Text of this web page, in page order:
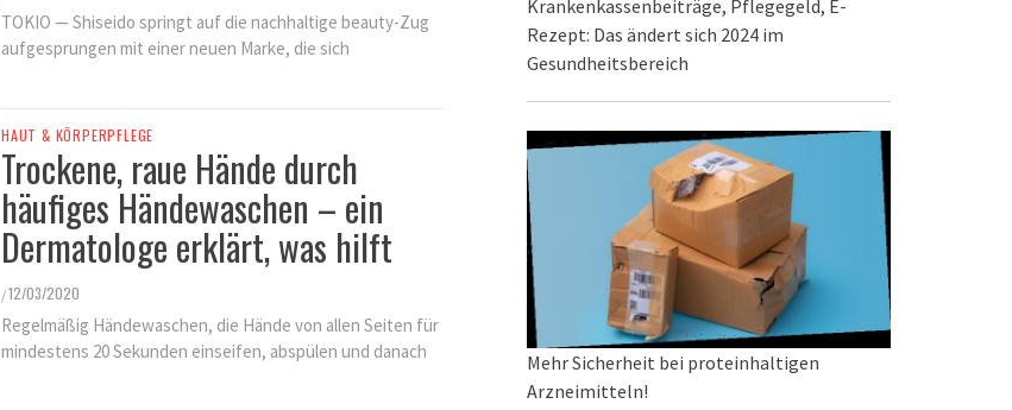
TOKIO — Shiseido springt auf die nachhaltige beauty-Zug
aufgesprungen mit einer neuen Marke, die sich
HAUT & KÖRPERPFLEGE
Trockene, raue Hände durch
häufiges Händewaschen – ein
Dermatologe erklärt, was hilft
/12/03/2020
Regelmäßig Händewaschen, die Hände von allen Seiten für
mindestens 20 Sekunden einseifen, abspülen und danach
Krankenkassenbeiträge, Pflegegeld, E-
Rezept: Das ändert sich 2024 im
Gesundheitsbereich
Mehr Sicherheit bei proteinhaltigen
Arzneimitteln!